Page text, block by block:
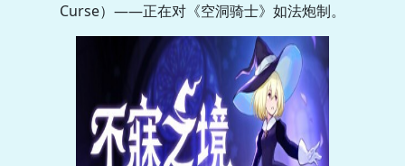
Curse）——正在对《空洞骑士》如法炮制。